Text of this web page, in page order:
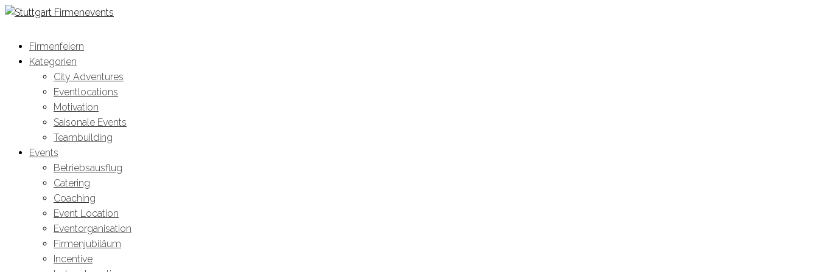
Firmenfeiern
Kategorien
City Adventures
Eventlocations
Motivation
Saisonale Events
Teambuilding
Events
Betriebsausflug
Catering
Coaching
Event Location
Eventorganisation
Firmenjubiläum
Incentive